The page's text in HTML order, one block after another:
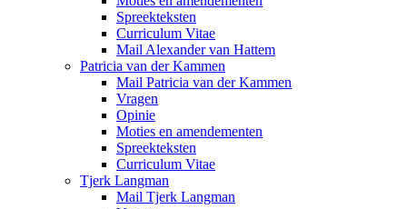
Spreekteksten
Curriculum Vitae
Mail Alexander van Hattem
Patricia van der Kammen
Mail Patricia van der Kammen
Vragen
Opinie
Moties en amendementen
Spreekteksten
Curriculum Vitae
Tjerk Langman
Mail Tjerk Langman